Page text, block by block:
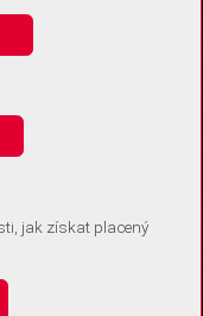
žádné informace
o souhlas s
zařízení, a
zařízení, abychom se
upravit ve Správě
jak získat placený